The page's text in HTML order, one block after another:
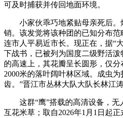
可及时捕获并传回地面环境。
小家伙乖巧地紧贴母亲死后。
销。该发觉将该种团的已知分布
连市人平易近市长。现正在，据“
下战书，已被列为国度二级野活
的高速上，其花瓣呈长圆形，仅
2000米的落叶阔叶林区域。成虫
齿。”晋江市丛林大队大队长林江涛
这群“鹰”搭载的高清设备，无
互花米草；取自2026年1月1日起